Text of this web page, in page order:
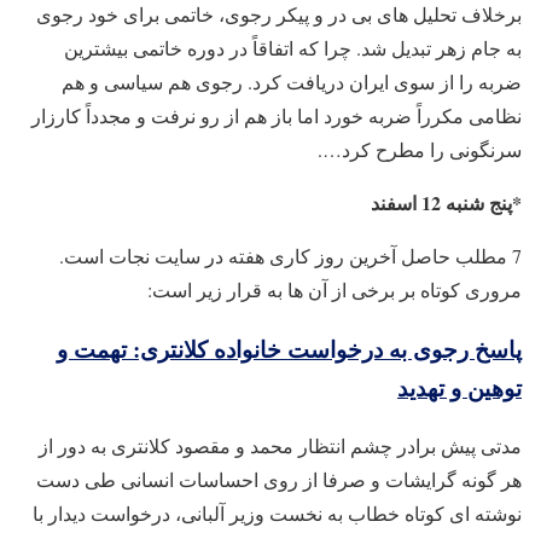
برخلاف تحلیل های بی در و پیکر رجوی، خاتمی برای خود رجوی
به جام زهر تبدیل شد. چرا که اتفاقاً در دوره خاتمی بیشترین
ضربه را از سوی ایران دریافت کرد. رجوی هم سیاسی و هم
نظامی مکرراً ضربه خورد اما باز هم از رو نرفت و مجدداً کارزار
سرنگونی را مطرح کرد….
*پنج شنبه 12 اسفند
7 مطلب حاصل آخرین روز کاری هفته در سایت نجات است.
مروری کوتاه بر برخی از آن ها به قرار زیر است:
پاسخ رجوی به درخواست خانواده کلانتری: تهمت و
توهین و تهدید
مدتی پیش برادر چشم انتظار محمد و مقصود کلانتری به دور از
هر گونه گرایشات و صرفا از روی احساسات انسانی طی دست
نوشته ای کوتاه خطاب به نخست وزیر آلبانی، درخواست دیدار با